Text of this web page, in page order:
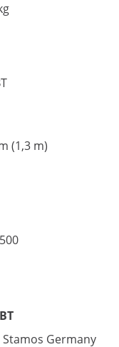
(1,3 m)
Germany